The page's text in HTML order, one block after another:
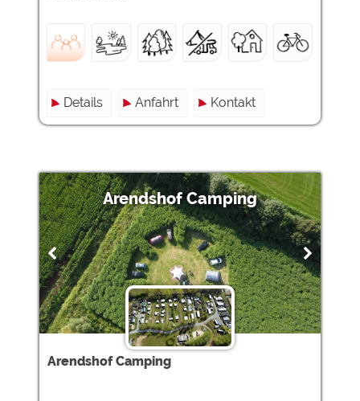
Details Anfahrt Kontakt
Arendshof Camping
Arendshof Camping